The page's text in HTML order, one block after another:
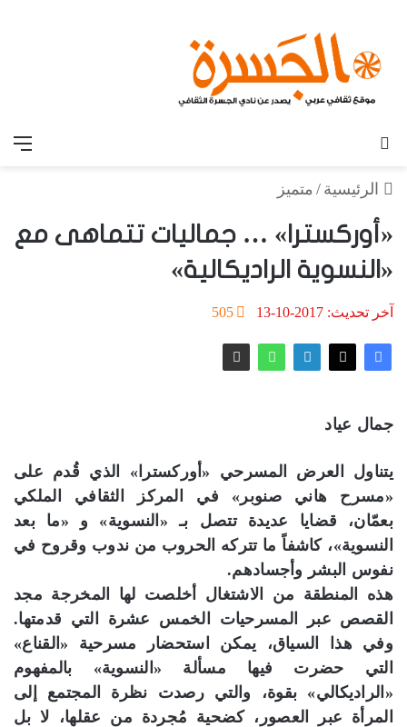
الرئيسية / متميز
«أوركسترا» … جماليات تتماهى مع
«النسوية الراديكالية»
آخر تحديث: 2017-10-13 505
جمال عياد
يتناول العرض المسرحي «أوركسترا» الذي قُدم على
«مسرح هاني صنوبر» في المركز الثقافي الملكي
بعمّان، قضايا عديدة تتصل بـ «النسوية» و «ما بعد
النسوية»، كاشفاً ما تتركه الحروب من ندوب وقروح في
نفوس البشر وأجسادهم.
هذه المنطقة من الاشتغال أخلصت لها المخرجة مجد
القصص عبر المسرحيات الخمس عشرة التي قدمتها.
وفي هذا السياق، يمكن استحضار مسرحية «القناع»
التي حضرت فيها مسألة «النسوية» بالمفهوم
«الراديكالي» بقوة، والتي رصدت نظرة المجتمع إلى
المرأة عبر العصور، كضحية مُجردة من عقلها، لا بل